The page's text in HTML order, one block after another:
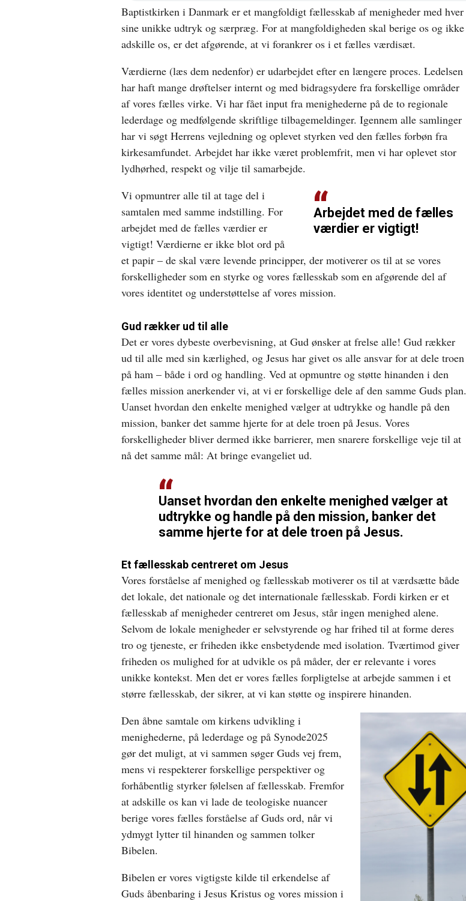
nyt
vindue
Baptistkirken i Danmark er et mangfoldigt fællesskab af menigheder med hver
sine unikke udtryk og særpræg. For at mangfoldigheden skal berige os og ikke
adskille os, er det afgørende, at vi forankrer os i et fælles værdisæt.
Værdierne (læs dem nedenfor) er udarbejdet efter en længere proces. Ledelsen
har haft mange drøftelser internt og med bidragsydere fra forskellige områder
af vores fælles virke. Vi har fået input fra menighederne på de to regionale
lederdage og medfølgende skriftlige tilbagemeldinger. Igennem alle samlinger
har vi søgt Herrens vejledning og oplevet styrken ved den fælles forbøn fra
kirkesamfundet. Arbejdet har ikke været problemfrit, men vi har oplevet stor
lydhørhed, respekt og vilje til samarbejde.
Arbejdet med de fælles
værdier er vigtigt!
Vi opmuntrer alle til at tage del i
samtalen med samme indstilling. For
arbejdet med de fælles værdier er
vigtigt! Værdierne er ikke blot ord på
et papir – de skal være levende principper, der motiverer os til at se vores
forskelligheder som en styrke og vores fællesskab som en afgørende del af
vores identitet og understøttelse af vores mission.
Gud rækker ud til alle
Det er vores dybeste overbevisning, at Gud ønsker at frelse alle! Gud rækker
ud til alle med sin kærlighed, og Jesus har givet os alle ansvar for at dele troen
på ham – både i ord og handling. Ved at opmuntre og støtte hinanden i den
fælles mission anerkender vi, at vi er forskellige dele af den samme Guds plan.
Uanset hvordan den enkelte menighed vælger at udtrykke og handle på den
mission, banker det samme hjerte for at dele troen på Jesus. Vores
forskelligheder bliver dermed ikke barrierer, men snarere forskellige veje til at
nå det samme mål: At bringe evangeliet ud.
Uanset hvordan den enkelte menighed vælger at
udtrykke og handle på den mission, banker det
samme hjerte for at dele troen på Jesus.
Et fællesskab centreret om Jesus
Vores forståelse af menighed og fællesskab motiverer os til at værdsætte både
det lokale, det nationale og det internationale fællesskab. Fordi kirken er et
fællesskab af menigheder centreret om Jesus, står ingen menighed alene.
Selvom de lokale menigheder er selvstyrende og har frihed til at forme deres
tro og tjeneste, er friheden ikke ensbetydende med isolation. Tværtimod giver
friheden os mulighed for at udvikle os på måder, der er relevante i vores
unikke kontekst. Men det er vores fælles forpligtelse at arbejde sammen i et
større fællesskab, der sikrer, at vi kan støtte og inspirere hinanden.
Den åbne samtale om kirkens udvikling i
menighederne, på lederdage og på Synode2025
gør det muligt, at vi sammen søger Guds vej frem,
mens vi respekterer forskellige perspektiver og
forhåbentlig styrker følelsen af fællesskab. Fremfor
at adskille os kan vi lade de teologiske nuancer
berige vores fælles forståelse af Guds ord, når vi
ydmygt lytter til hinanden og sammen tolker
Bibelen.
Bibelen er vores vigtigste kilde til erkendelse af
Guds åbenbaring i Jesus Kristus og vores mission i